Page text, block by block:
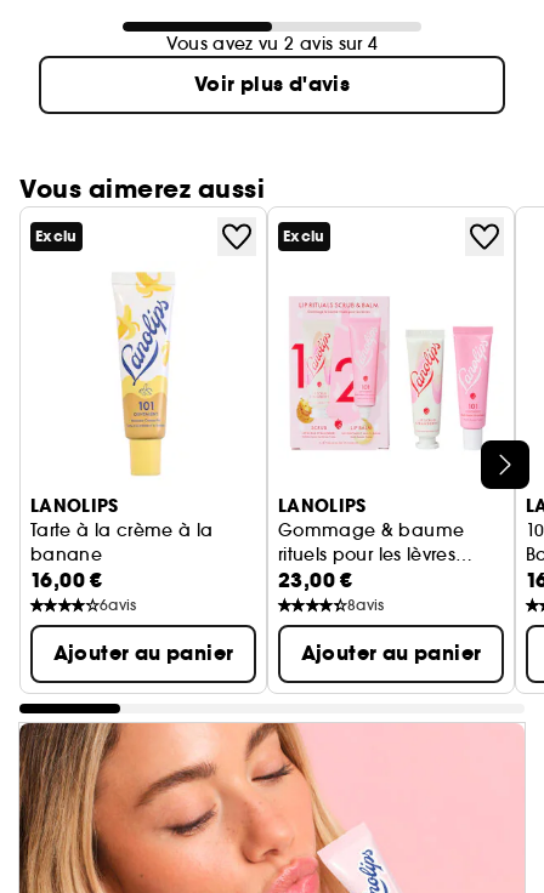
Vous avez vu 2 avis sur 4
Voir plus d'avis
Vous aimerez aussi
Ignorer le carrousel produits
Exclu
LANOLIPS
Tarte à la crème à la
banane
Baume pour les lèvres et la peau sèche
16,00 €
6avis
Ajouter au panier
Exclu
LANOLIPS
Gommage & baume
rituels pour les lèvres
Fraise
baume à lèvres et gommage
23,00 €
8avis
Ajouter au panier